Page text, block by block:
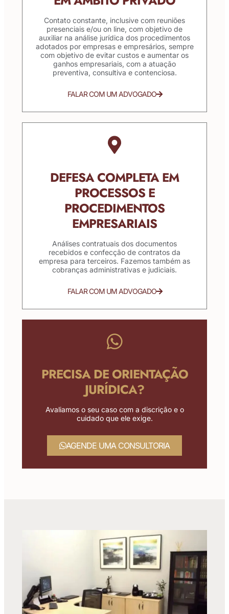
Contato constante, inclusive com reuniões
presenciais e/ou on line, com objetivo de
auxiliar na análise jurídica dos procedimentos
adotados por empresas e empresários, sempre
com objetivo de evitar custos e aumentar os
ganhos empresariais, com a atuação
preventiva, consultiva e contenciosa.
FALAR COM UM ADVOGADO
DEFESA COMPLETA EM
PROCESSOS E
PROCEDIMENTOS
EMPRESARIAIS
Análises contratuais dos documentos
recebidos e confecção de contratos da
empresa para terceiros. Fazemos também as
cobranças administrativas e judiciais.
FALAR COM UM ADVOGADO
PRECISA DE ORIENTAÇÃO
JURÍDICA?
Avaliamos o seu caso com a discrição e o
cuidado que ele exige.
AGENDE UMA CONSULTORIA